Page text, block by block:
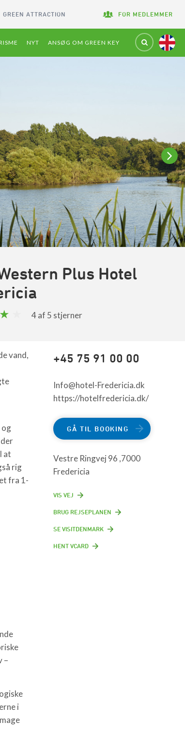
GREEN ATTRACTION FOR MEDLEMMER
NYT ANSØG OM GREEN KEY
Plus Hotel
4af 5 stjerner
vand,
at
rig
fra 1-
–
i
+45 75 91 00 00
Info@hotel-Fredericia.dk
https://hotelfredericia.dk/
GÅ TIL BOOKING
Vestre Ringvej 96 ,7000
Fredericia
VIS VEJ
BRUG REJSEPLANEN
SE VISITDENMARK
HENT VCARD